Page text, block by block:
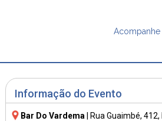
Acompanhe
Informação do Evento
Bar Do Vardema Rua Guaimbé, 412,